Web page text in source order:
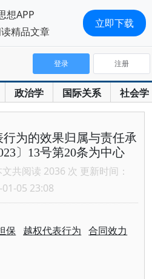
政治学 国际关系 社会学
登录 注册
为的效果归属与责任承
〕13号第20条为中心
共阅读 2036 次 更新时间：
05 23:08
保 越权代表行为 合同效力
想APP
精品文章
立即下载